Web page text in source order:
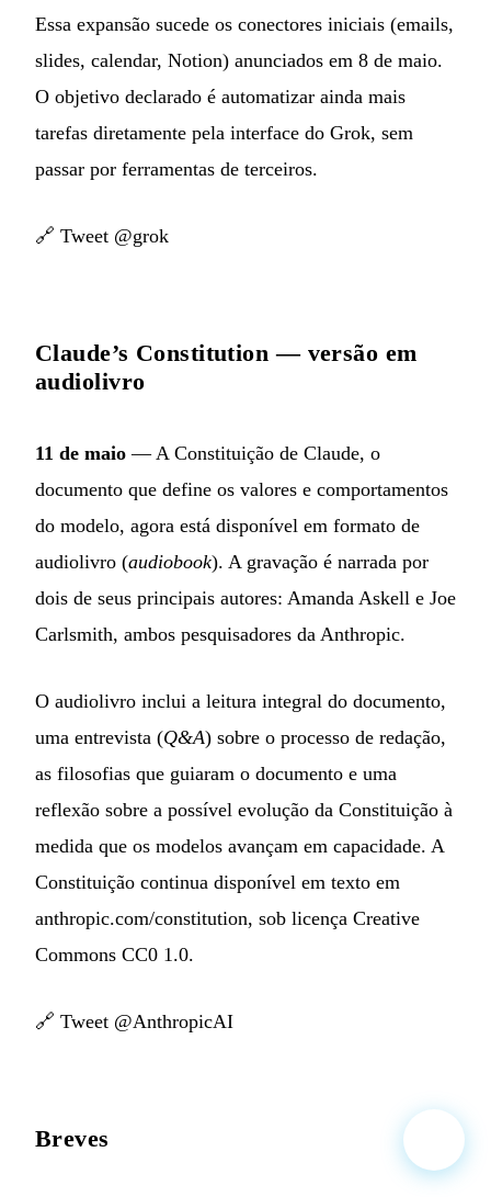
Essa expansão sucede os conectores iniciais (emails,
slides, calendar, Notion) anunciados em 8 de maio.
O objetivo declarado é automatizar ainda mais
tarefas diretamente pela interface do Grok, sem
passar por ferramentas de terceiros.
🔗 Tweet @grok
Claude’s Constitution — versão em
audiolivro
11 de maio — A Constituição de Claude, o
documento que define os valores e comportamentos
do modelo, agora está disponível em formato de
audiolivro (audiobook). A gravação é narrada por
dois de seus principais autores: Amanda Askell e Joe
Carlsmith, ambos pesquisadores da Anthropic.
O audiolivro inclui a leitura integral do documento,
uma entrevista (Q&A) sobre o processo de redação,
as filosofias que guiaram o documento e uma
reflexão sobre a possível evolução da Constituição à
medida que os modelos avançam em capacidade. A
Constituição continua disponível em texto em
anthropic.com/constitution, sob licença Creative
Commons CC0 1.0.
🔗 Tweet @AnthropicAI
Breves